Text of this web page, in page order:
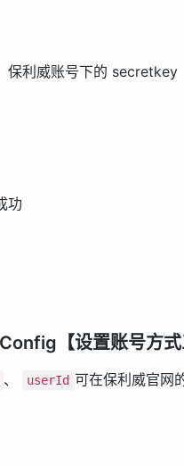
保利威账号下的 secretkey
功
【设置账号方式
、 userId 可在保利威官网